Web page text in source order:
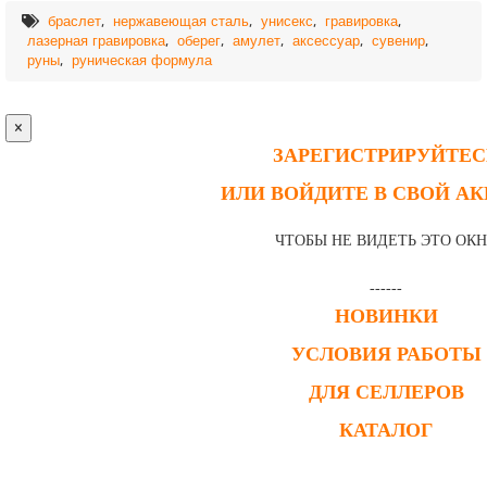
браслет, нержавеющая сталь, унисекс, гравировка,
лазерная гравировка, оберег, амулет, аксессуар, сувенир,
руны, руническая формула
×
ИЛИ ВОЙДИТЕ В СВОЙ
ЧТОБЫ НЕ ВИДЕТЬ ЭТО
------
НОВИНКИ
УСЛОВИЯ РАБОТЫ
ДЛЯ СЕЛЛЕРОВ
КАТАЛОГ